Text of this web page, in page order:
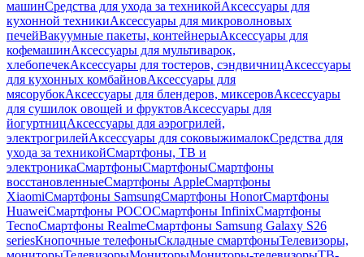
машинСредства для ухода за техникойАксессуары для
кухонной техникиАксессуары для микроволновых
печейВакуумные пакеты, контейнерыАксессуары для
кофемашинАксессуары для мультиварок,
хлебопечекАксессуары для тостеров, сэндвичницАксессуары
для кухонных комбайновАксессуары для
мясорубокАксессуары для блендеров, миксеровАксессуары
для сушилок овощей и фруктовАксессуары для
йогуртницАксессуары для аэрогрилей,
электрогрилейАксессуары для соковыжималокСредства для
ухода за техникойСмартфоны, ТВ и
электроникаСмартфоныСмартфоныСмартфоны
восстановленныеСмартфоны AppleСмартфоны
XiaomiСмартфоны SamsungСмартфоны HonorСмартфоны
HuaweiСмартфоны POCOСмартфоны InfinixСмартфоны
TecnoСмартфоны RealmeСмартфоны Samsung Galaxy S26
seriesКнопочные телефоныСкладные смартфоныТелевизоры,